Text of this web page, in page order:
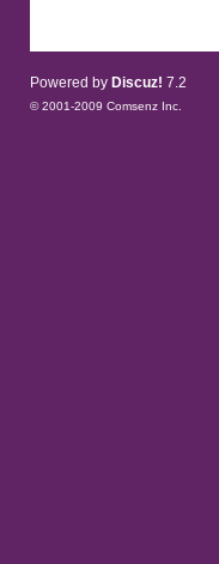
Powered by Discuz! 7.2
© 2001-2009 Comsenz Inc.